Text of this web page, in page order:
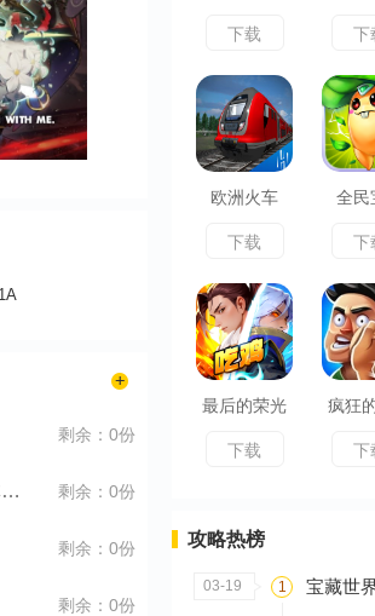
剩余：0份
《航海王强者之路》》6月媒体礼包 剩余：0份
剩余：0份
剩余：0份
下载 下
欧洲火车
下载
全民
下
最后的荣光
下载
疯狂
下
攻略热榜
03-19 1